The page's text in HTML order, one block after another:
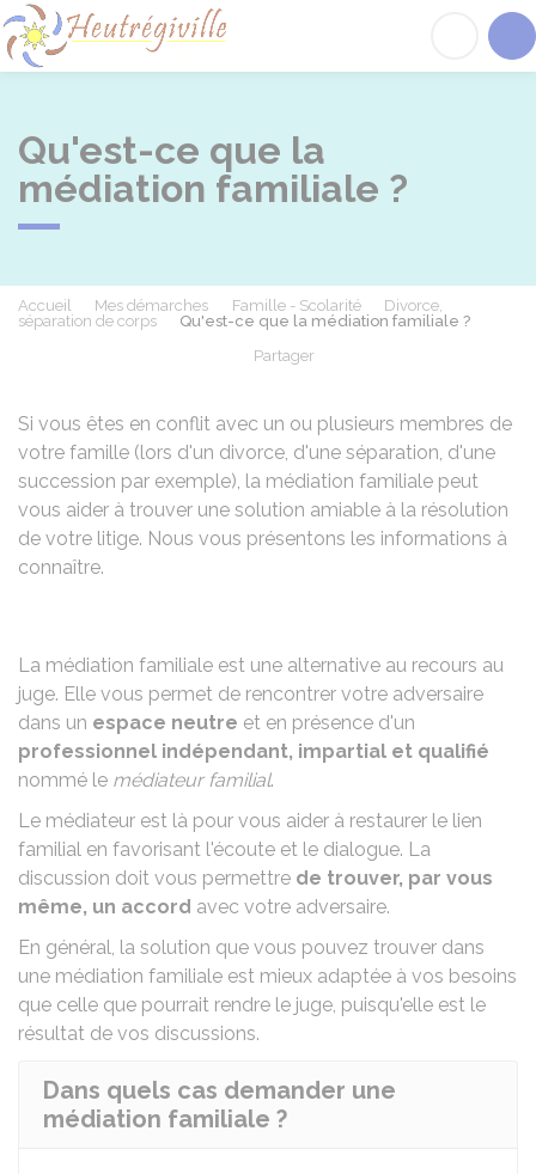
Qu'est-ce que la
médiation familiale ?
Accueil Mes démarches Famille - Scolarité
Divorce,
séparation de corps
Qu'est-ce que la médiation familiale ?
Partager
Si vous êtes en conflit avec un ou plusieurs membres de
votre famille (lors d'un divorce, d'une séparation, d'une
succession par exemple), la médiation familiale peut
vous aider à trouver une solution amiable à la résolution
de votre litige. Nous vous présentons les informations à
connaître.
La médiation familiale est une alternative au recours au
juge. Elle vous permet de rencontrer votre adversaire
dans un espace neutre et en présence d'un
professionnel indépendant, impartial et qualifié
nommé le médiateur familial.
Le médiateur est là pour vous aider à restaurer le lien
familial en favorisant l'écoute et le dialogue. La
discussion doit vous permettre de trouver, par vous
même, un accord avec votre adversaire.
En général, la solution que vous pouvez trouver dans
une médiation familiale est mieux adaptée à vos besoins
que celle que pourrait rendre le juge, puisqu'elle est le
résultat de vos discussions.
Dans quels cas demander une
médiation familiale ?